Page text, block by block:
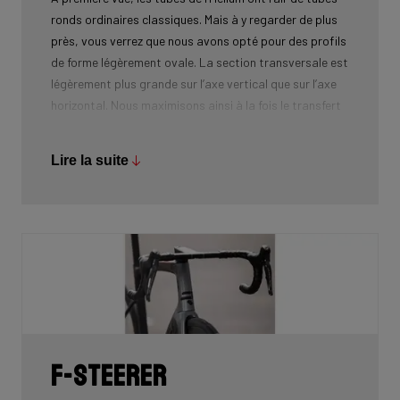
ronds ordinaires classiques. Mais à y regarder de plus
près, vous verrez que nous avons opté pour des profils
de forme légèrement ovale. La section transversale est
légèrement plus grande sur l’axe vertical que sur l’axe
horizontal. Nous maximisons ainsi à la fois le transfert
tubes est fine au centre et s’épaissit légèrement vers
les extrémités). Cependant, nos tubes de forme ovale
l’emportent grâce au confort supplémentaire offert
sans compromettre la transmission de puissance ni
alourdir le vélo.
Lire la suite
F-Steerer